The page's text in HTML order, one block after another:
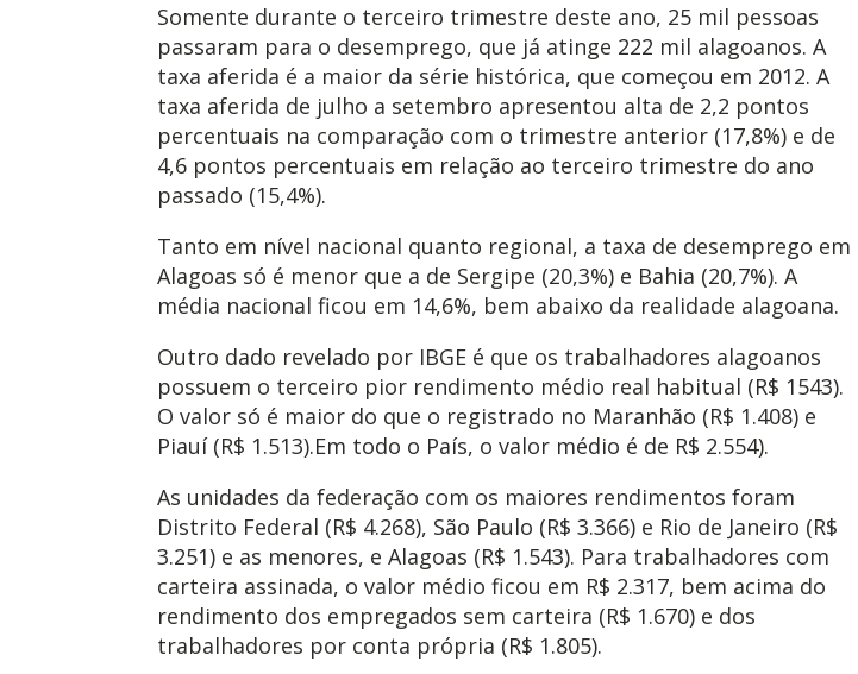
Somente durante o terceiro trimestre deste ano, 25 mil pessoas
passaram para o desemprego, que já atinge 222 mil alagoanos. A
taxa aferida é a maior da série histórica, que começou em 2012. A
taxa aferida de julho a setembro apresentou alta de 2,2 pontos
percentuais na comparação com o trimestre anterior (17,8%) e de
4,6 pontos percentuais em relação ao terceiro trimestre do ano
passado (15,4%).
Tanto em nível nacional quanto regional, a taxa de desemprego em
Alagoas só é menor que a de Sergipe (20,3%) e Bahia (20,7%). A
média nacional ficou em 14,6%, bem abaixo da realidade alagoana.
Outro dado revelado por IBGE é que os trabalhadores alagoanos
possuem o terceiro pior rendimento médio real habitual (R$ 1543).
O valor só é maior do que o registrado no Maranhão (R$ 1.408) e
Piauí (R$ 1.513).Em todo o País, o valor médio é de R$ 2.554).
As unidades da federação com os maiores rendimentos foram
Distrito Federal (R$ 4.268), São Paulo (R$ 3.366) e Rio de Janeiro (R$
3.251) e as menores, e Alagoas (R$ 1.543). Para trabalhadores com
carteira assinada, o valor médio ficou em R$ 2.317, bem acima do
rendimento dos empregados sem carteira (R$ 1.670) e dos
trabalhadores por conta própria (R$ 1.805).